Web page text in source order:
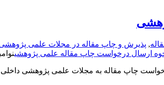
, پذیرش و چاپ مقاله در مجلات علمی
ارسال درخواست چاپ مقاله علمی پژوهشینوامبر 9,
چاپ مقاله به مجلات علمی پژوهشی داخلی